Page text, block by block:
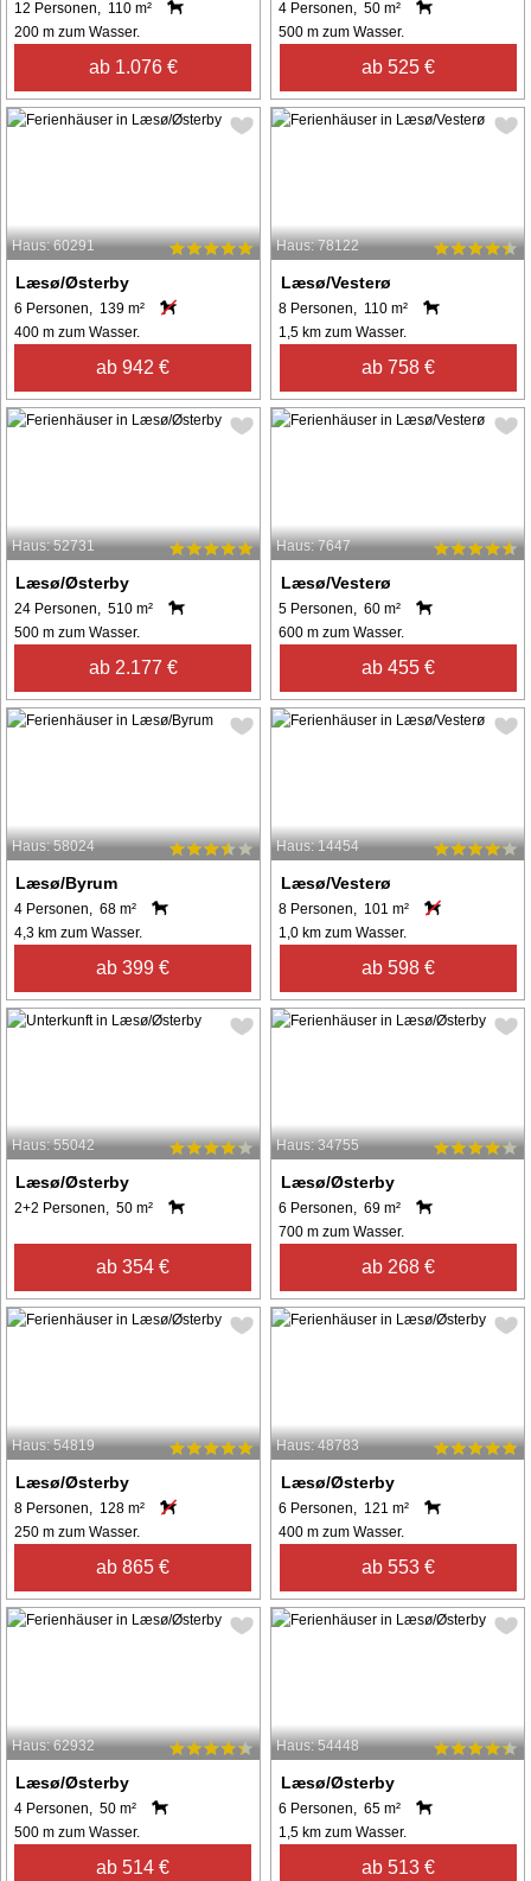
12 Personen, 110 m²
200 m zum Wasser.
ab 1.076 €
4 Personen, 50 m²
500 m zum Wasser.
ab 525 €
Haus: 60291
Læsø/Østerby
6 Personen, 139 m²
400 m zum Wasser.
ab 942 €
Haus: 78122
Læsø/Vesterø
8 Personen, 110 m²
1,5 km zum Wasser.
ab 758 €
Haus: 52731
Læsø/Østerby
24 Personen, 510 m²
500 m zum Wasser.
ab 2.177 €
Haus: 7647
Læsø/Vesterø
5 Personen, 60 m²
600 m zum Wasser.
ab 455 €
Haus: 58024
Læsø/Byrum
4 Personen, 68 m²
4,3 km zum Wasser.
ab 399 €
Haus: 14454
Læsø/Vesterø
8 Personen, 101 m²
1,0 km zum Wasser.
ab 598 €
Haus: 55042
Læsø/Østerby
2+2 Personen, 50 m²
ab 354 €
Haus: 34755
Læsø/Østerby
6 Personen, 69 m²
700 m zum Wasser.
ab 268 €
Haus: 54819
Læsø/Østerby
8 Personen, 128 m²
250 m zum Wasser.
ab 865 €
Haus: 48783
Læsø/Østerby
6 Personen, 121 m²
400 m zum Wasser.
ab 553 €
Haus: 62932
Læsø/Østerby
4 Personen, 50 m²
500 m zum Wasser.
ab 514 €
Haus: 54448
Læsø/Østerby
6 Personen, 65 m²
1,5 km zum Wasser.
ab 513 €